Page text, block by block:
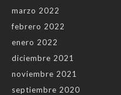
marzo 2022
febrero 2022
enero 2022
diciembre 2021
noviembre 2021
septiembre 2020